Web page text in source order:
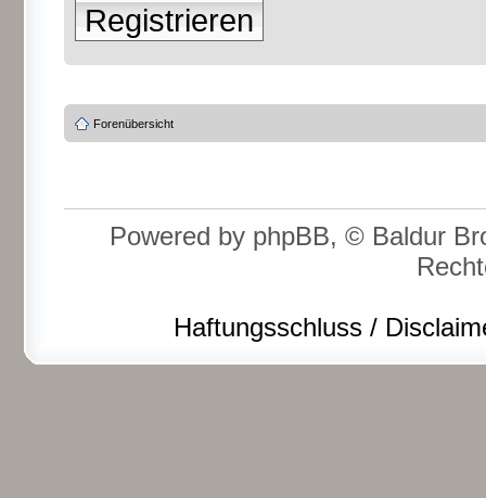
Registrieren
Forenübersicht
Powered by phpBB, © Baldur
Haftungsschluss /